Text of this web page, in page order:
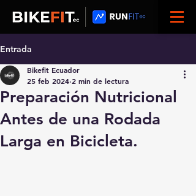
Entrada
Preparación Nutricional
Antes de una Rodada
Larga en Bicicleta.
Bikefit Ecuador
25 feb 2024 2 min de lectura